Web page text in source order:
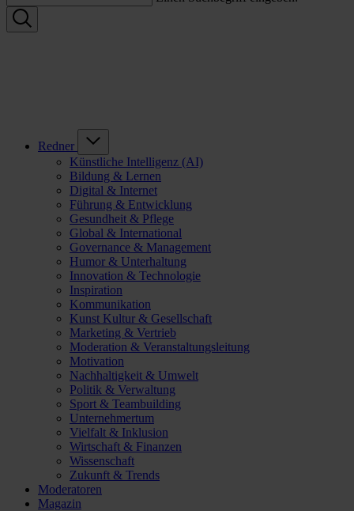
Redner
Künstliche Intelligenz (AI)
Bildung & Lernen
Digital & Internet
Führung & Entwicklung
Gesundheit & Pflege
Global & International
Governance & Management
Humor & Unterhaltung
Innovation & Technologie
Inspiration
Kommunikation
Kunst Kultur & Gesellschaft
Marketing & Vertrieb
Moderation & Veranstaltungsleitung
Motivation
Nachhaltigkeit & Umwelt
Politik & Verwaltung
Sport & Teambuilding
Unternehmertum
Vielfalt & Inklusion
Wirtschaft & Finanzen
Wissenschaft
Zukunft & Trends
Moderatoren
Magazin